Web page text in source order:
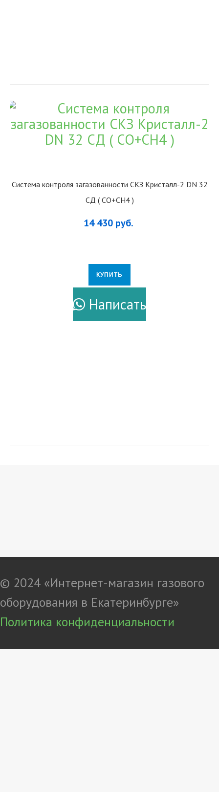
ПОДРОБНЕЕ
Система контроля загазованности СКЗ Кристалл-2 DN 32
CД ( CO+CH4 )
14 430 руб.
КУПИТЬ
Написать
© 2024 «Интернет-магазин газового
оборудования в Екатеринбурге»
Политика конфиденциальности